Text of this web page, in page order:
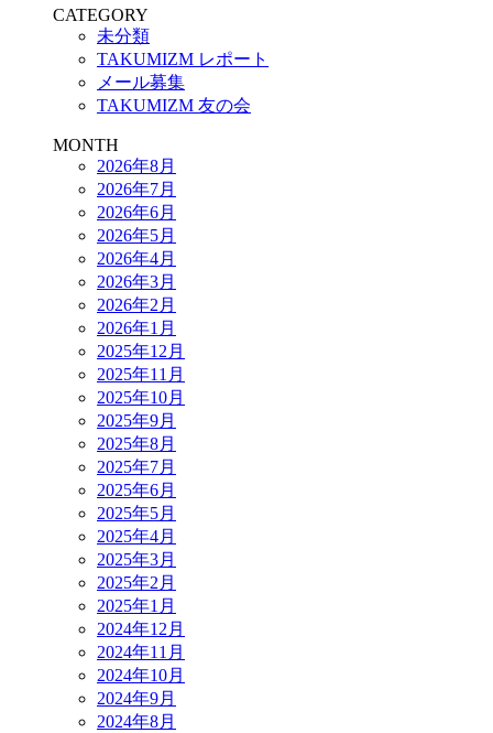
CATEGORY
未分類
TAKUMIZM レポート
メール募集
TAKUMIZM 友の会
MONTH
2026年8月
2026年7月
2026年6月
2026年5月
2026年4月
2026年3月
2026年2月
2026年1月
2025年12月
2025年11月
2025年10月
2025年9月
2025年8月
2025年7月
2025年6月
2025年5月
2025年4月
2025年3月
2025年2月
2025年1月
2024年12月
2024年11月
2024年10月
2024年9月
2024年8月